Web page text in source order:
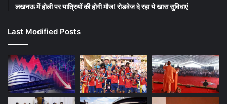
लखनऊ में होली पर यात्रियों की होगी मौज! रोडवेज दे रहा ये खास सुविधाएं
Last Modified Posts